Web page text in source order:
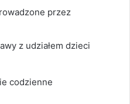
przez
z udziałem dzieci
codzienne